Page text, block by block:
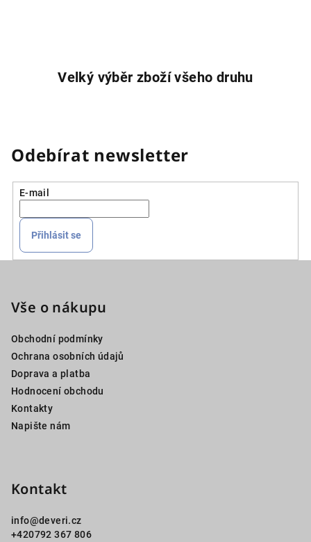
Velký výběr zboží všeho druhu
Odebírat newsletter
E-mail
Přihlásit se
Vše o nákupu
Obchodní podmínky
Ochrana osobních údajů
Doprava a platba
Hodnocení obchodu
Kontakty
Napište nám
Kontakt
info@deveri.cz
+420792 367 806